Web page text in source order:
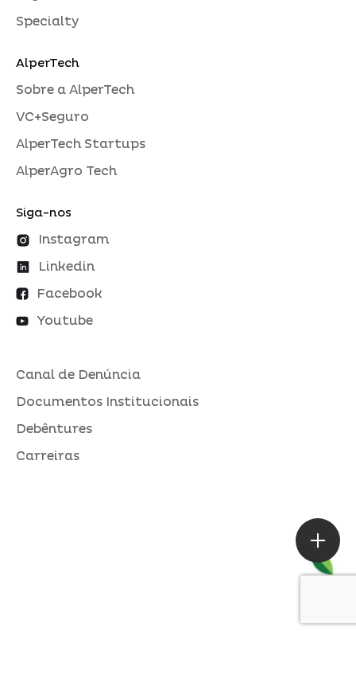
Specialty
AlperTech
Sobre a AlperTech
VC+Seguro
AlperTech Startups
AlperAgro Tech
Siga-nos
Instagram
Linkedin
Facebook
Youtube
Canal de Denúncia
Documentos Institucionais
Debêntures
Carreiras